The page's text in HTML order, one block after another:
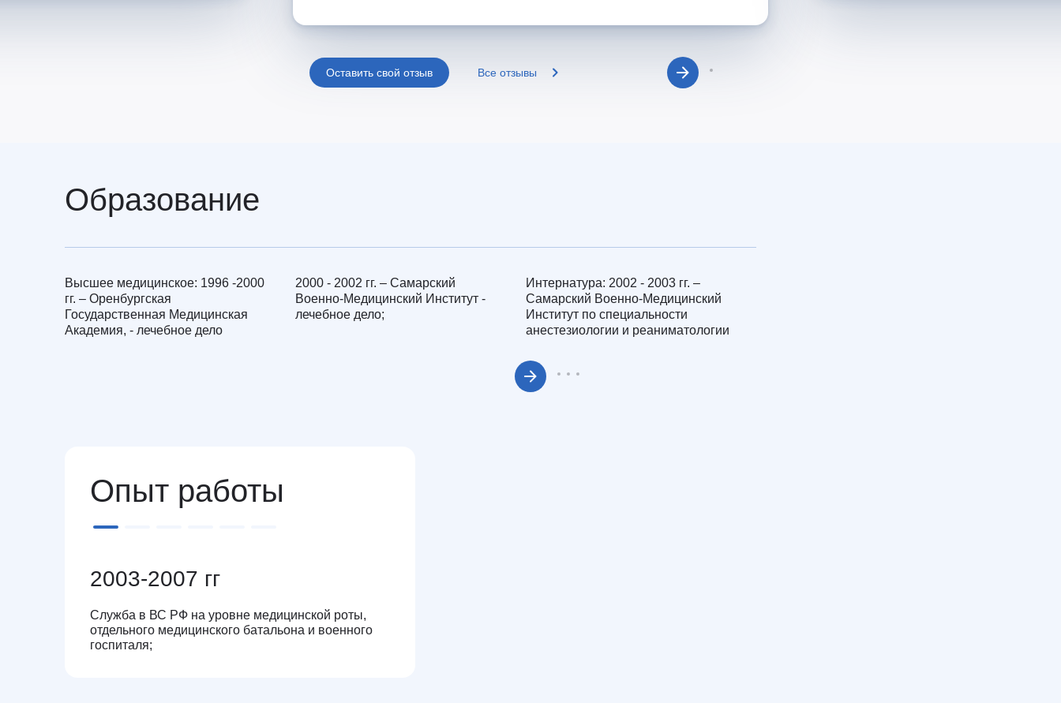
Все отзывы
Оставить свой отзыв
Образование
Высшее медицинское: 1996 -2000
гг. – Оренбургская
Государственная Медицинская
Академия, - лечебное дело
2000 - 2002 гг. – Самарский
Военно-Медицинский Институт -
лечебное дело;
Интернатура: 2002 - 2003 гг. –
Самарский Военно-Медицинский
Институт по специальности
анестезиологии и реаниматологии
Опыт работы
2003-2007 гг
Служба в ВС РФ на уровне медицинской роты,
отдельного медицинского батальона и военного
госпиталя;